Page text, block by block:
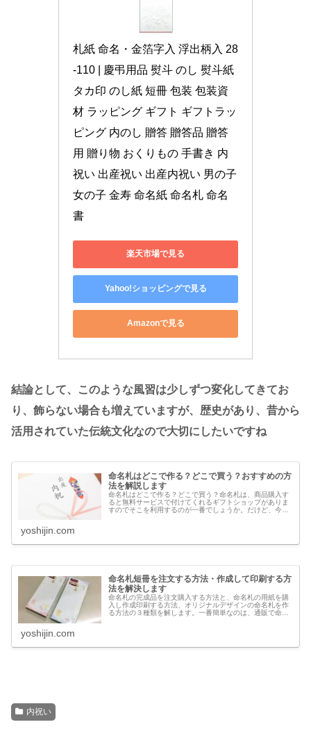
札紙 命名・金箔字入 浮出柄入 28
-110 | 慶弔用品 熨斗 のし 熨斗紙
タカ印 のし紙 短冊 包装 包装資
材 ラッピング ギフト ギフトラッ
ピング 内のし 贈答 贈答品 贈答
用 贈り物 おくりもの 手書き 内
祝い 出産祝い 出産内祝い 男の子
女の子 金寿 命名紙 命名札 命名
書
楽天市場で見る
Yahoo!ショッピングで見る
Amazonで見る
結論として、このような風習は少しずつ変化してきてお
り、飾らない場合も増えていますが、歴史があり、昔から
活用されていた伝統文化なので大切にしたいですね
命名札はどこで作る？どこで買う？おすすめの方
法を解説します
命名札はどこで作る？どこで買う？命名札は、商品購入す
ると無料サービスで付けてくれるギフトショップがありま
すのでそこを利用するのが一番でしょうか。だけど、今の
yoshijin.com
命名札短冊を注文する方法・作成して印刷する方
法を解決します
命名札の完成品を注文購入する方法と、命名札の用紙を購
入し作成印刷する方法、オリジナルデザインの命名札を作
る方法の３種類を解します。一番簡単なのは、通販で命名
yoshijin.com
内祝い